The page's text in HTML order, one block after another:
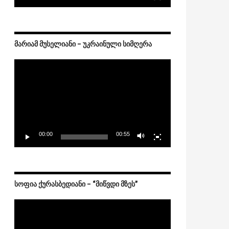
ᲛᲐᲠᲘᲐᲛ ᲛᲣᲡᲔᲚᲘᲐᲜᲘ – ᲣᲙᲠᲐᲘᲜᲣᲚᲘ ᲡᲘᲛᲦᲔᲠᲐ
00:00 00:55
ᲡᲝᲤᲘᲐ ᲥᲣᲠᲐᲡᲑᲔᲓᲘᲐᲜᲘ – “ᲛᲘᲬᲕᲓᲘ ᲛᲖᲔᲡ”